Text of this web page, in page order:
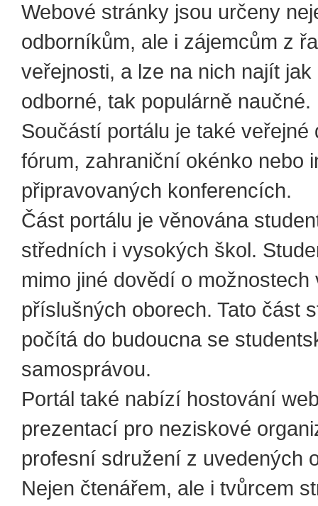
Webové stránky jsou určeny
odborníkům, ale i zájemcům z
veřejnosti, a lze na nich najít jak
odborné, tak populárně naučné.
Součástí portálu je také veřejné
fórum, zahraniční okénko nebo
připravovaných konferencích.
Část portálu je věnována
středních i vysokých škol.
mimo jiné dovědí o možnostech
příslušných oborech. Tato část
počítá do budoucna se
samosprávou.
Portál také nabízí hostování
prezentací pro neziskové
profesní sdružení z uvedených
Nejen čtenářem, ale i tvůrcem